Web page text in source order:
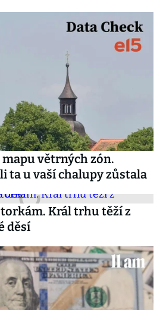
větrných zón.
ta u vaší chalupy zůstala
Král trhu těží z
děsí